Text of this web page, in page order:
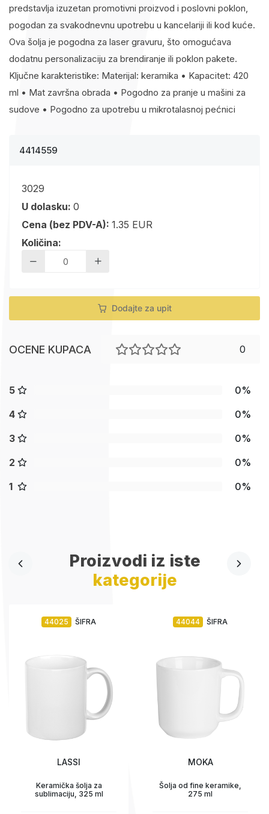
predstavlja izuzetan promotivni proizvod i poslovni poklon,
pogodan za svakodnevnu upotrebu u kancelariji ili kod kuće.
Ova šolja je pogodna za laser gravuru, što omogućava
dodatnu personalizaciju za brendiranje ili poklon pakete.
Ključne karakteristike: Materijal: keramika • Kapacitet: 420
ml • Mat završna obrada • Pogodno za pranje u mašini za
sudove • Pogodno za upotrebu u mikrotalasnoj pećnici
4414559
3029
U dolasku: 0
Cena (bez PDV-A): 1.35 EUR
Količina:
Dodajte za upit
OCENE KUPACA 0
5
0%
4
0%
3
0%
2
0%
1
0%
Proizvodi iz iste
kategorije
ŠIFRA
44025
LASSI
Keramička šolja za
sublimaciju, 325 ml
ŠIFRA
44044
MOKA
Šolja od fine keramike,
275 ml